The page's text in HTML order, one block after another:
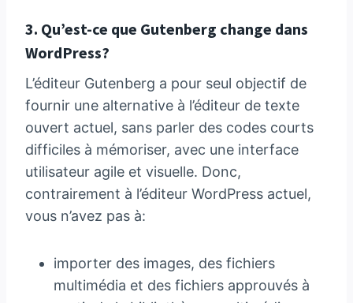
3. Qu’est-ce que Gutenberg change dans
WordPress?
L’éditeur Gutenberg a pour seul objectif de
fournir une alternative à l’éditeur de texte
ouvert actuel, sans parler des codes courts
difficiles à mémoriser, avec une interface
utilisateur agile et visuelle. Donc,
contrairement à l’éditeur WordPress actuel,
vous n’avez pas à:
importer des images, des fichiers
multimédia et des fichiers approuvés à